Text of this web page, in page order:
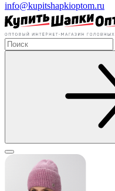
info@kupitshapkioptom.ru